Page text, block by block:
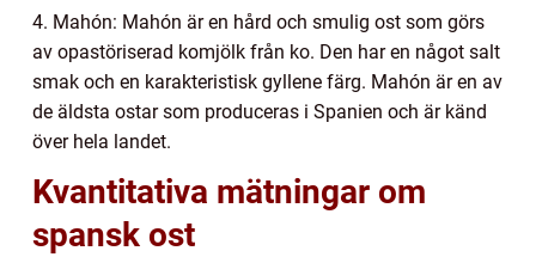
4. Mahón: Mahón är en hård och smulig ost som görs
av opastöriserad komjölk från ko. Den har en något salt
smak och en karakteristisk gyllene färg. Mahón är en av
de äldsta ostar som produceras i Spanien och är känd
över hela landet.
Kvantitativa mätningar om
spansk ost